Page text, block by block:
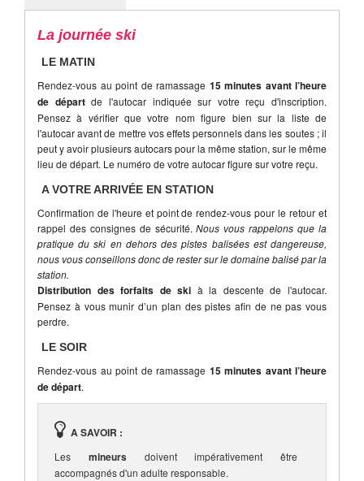
La journée ski
LE MATIN
Rendez-vous au point de ramassage 15 minutes avant l’heure
de départde l'autocar indiquée sur votre reçu d'inscription.
Pensez à vérifier que votre nom figure bien sur la liste de
l'autocar avant de mettre vos effets personnels dans les soutes ; il
peut y avoir plusieurs autocars pour la même station, sur le même
lieu de départ. Le numéro de votre autocar figure sur votre reçu.
A VOTRE ARRIVÉE EN STATION
Confirmation de l'heure et point de rendez-vous pour le retour et
rappel des consignes de sécurité.Nous vous rappelons que la
pratique du ski en dehors des pistes balisées est dangereuse,
nous vous conseillons donc de rester sur le domaine balisé par la
station.
Distribution des forfaits de ski à la descente de l'autocar.
Pensez à vous munir d’un plan des pistes afin de ne pas vous
perdre.
LE SOIR
Rendez-vous au point de ramassage 15 minutes avant l’heure
de départ.
A SAVOIR :
Les mineurs doivent impérativement être
accompagnés d'un adulte responsable.